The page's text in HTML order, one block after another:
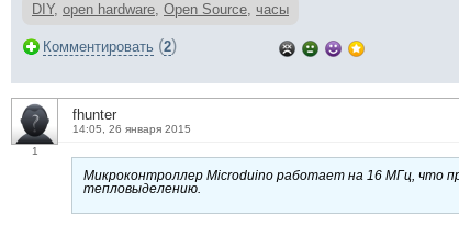
DIY, open hardware, Open Source, часы
Комментировать (2)
1
fhunter
14:05, 26 января 2015
Микроконтроллер Microduino работает на 16 МГц, что
тепловыделению.